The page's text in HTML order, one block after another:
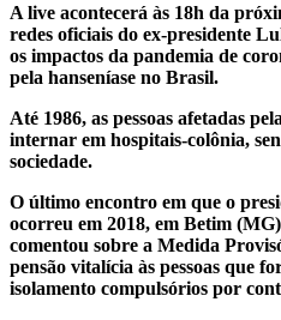
A live acontecerá às 18h da
redes oficiais do ex-presidente
os impactos da pandemia de
pela hanseníase no Brasil.
Até 1986, as pessoas afetadas
internar em hospitais-colônia,
sociedade.
O último encontro em que o
ocorreu em 2018, em Betim
comentou sobre a Medida
pensão vitalícia às pessoas que
isolamento compulsórios por